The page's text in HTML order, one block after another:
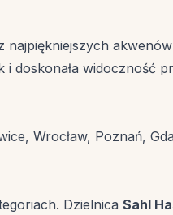
najpiękniejszych
doskonała widoczność
Wrocław, Poznań,
Dzielnica Sahl